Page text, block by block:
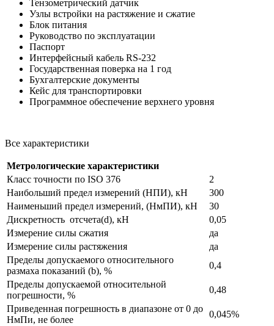
Тензометрический датчик
Узлы встройки на растяжение и сжатие
Блок питания
Руководство по эксплуатации
Паспорт
Интерфейсный кабель RS-232
Государственная поверка на 1 год
Бухгалтерские документы
Кейс для транспортировки
Программное обеспечение верхнего уровня
Все характеристики
Метрологические характеристики
Класс точности по ISO 376
2
Наибольший предел измерений (НПИ), кН
300
Наименьший предел измерений, (НмПИ), кН
30
Дискретность отсчета(d), кН
0,05
Измерение силы сжатия
да
Измерение силы растяжения
да
Пределы допускаемого относительного
размаха показаний (b), %
0,4
Пределы допускаемой относительной
погрешности, %
0,48
Приведенная погрешность в диапазоне от 0 до
НмПи, не более
0,045%